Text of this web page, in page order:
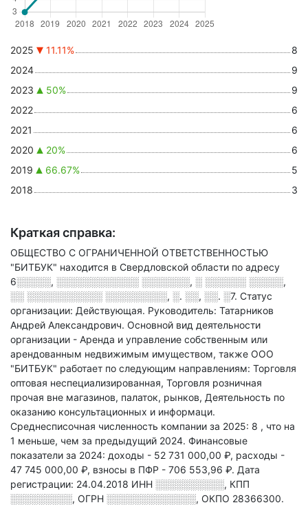
2025 11.11%
8
2024
9
2023
50%
9
2022
6
2021
6
2020
20%
6
2019
66.67%
5
2018
3
Краткая справка:
ОБЩЕСТВО С ОГРАНИЧЕННОЙ ОТВЕТСТВЕННОСТЬЮ
"БИТБУК" находится в Свердловской области по адресу
6░░░░░, ░░░░░░░░░░░░ ░░░░░░░, ░ ░░░░░░ ░░░░░,
░░ ░░░░░░░░░░░ ░░░░░░░░░, ░. ░░, ░░. ░7. Статус
организации: Действующая. Руководитель: Татарников
Андрей Александрович. Основной вид деятельности
организации - Аренда и управление собственным или
арендованным недвижимым имуществом, также ООО
"БИТБУК" работает по следующим направлениям: Торговля
оптовая неспециализированная, Торговля розничная
прочая вне магазинов, палаток, рынков, Деятельность по
оказанию консультационных и информаци.
Среднесписочная численность компании за 2025: 8 , что на
1 меньше, чем за предыдущий 2024. Финансовые
показатели за 2024: доходы - 52 731 000,00 ₽, расходы -
47 745 000,00 ₽, взносы в ПФР - 706 553,96 ₽. Дата
регистрации: 24.04.2018 ИНН ░░░░░░░░░░, КПП
░░░░░░░░░, ОГРН ░░░░░░░░░░░░░, ОКПО 28366300.